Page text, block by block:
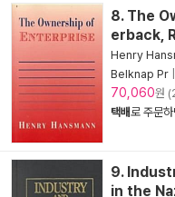
8. The
erback,
Henry
Belknap Pr
70,060원
택배로 주문하
9.
in the